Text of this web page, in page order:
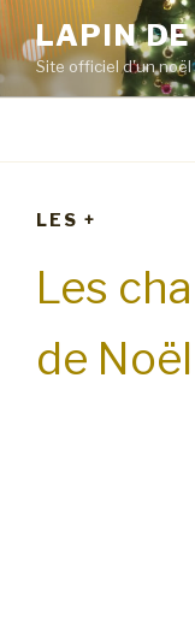
Skip
to
content
LAPIN
Site officiel d'un noël
LES +
Les
de Noël